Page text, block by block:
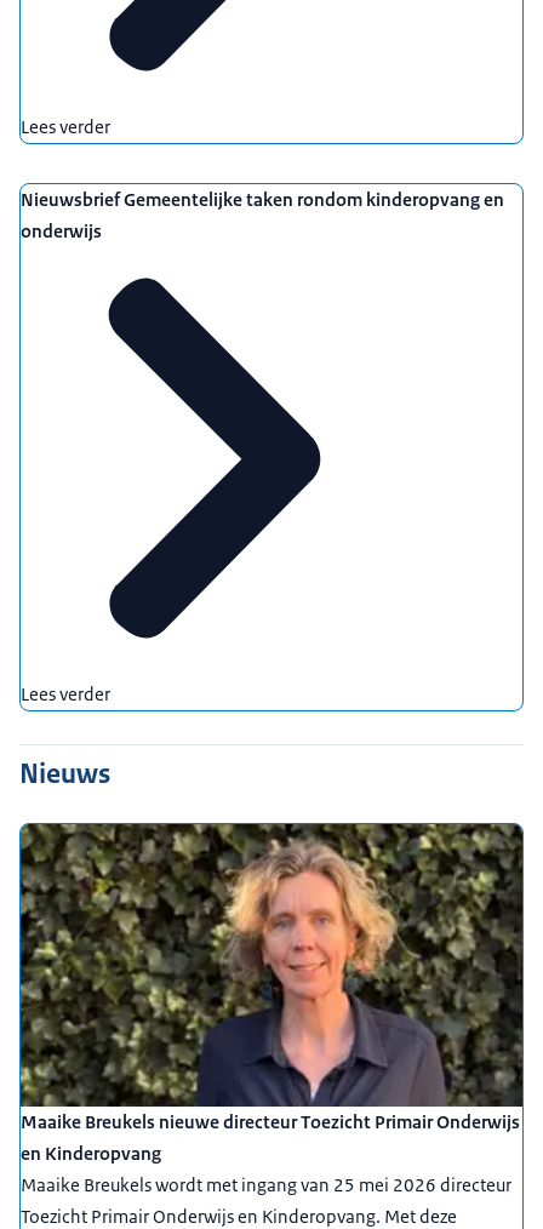
Lees verder
Nieuwsbrief Gemeentelijke taken rondom kinderopvang en
onderwijs
Lees verder
Nieuws
Maaike Breukels nieuwe directeur Toezicht Primair Onderwijs
en Kinderopvang
Maaike Breukels wordt met ingang van 25 mei 2026 directeur
Toezicht Primair Onderwijs en Kinderopvang. Met deze